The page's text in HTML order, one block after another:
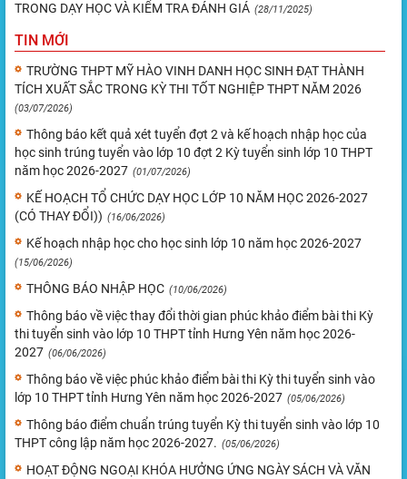
TRONG DẠY HỌC VÀ KIỂM TRA ĐÁNH GIÁ (28/11/2025)
TIN MỚI
TRƯỜNG THPT MỸ HÀO VINH DANH HỌC SINH ĐẠT THÀNH
TÍCH XUẤT SẮC TRONG KỲ THI TỐT NGHIỆP THPT NĂM 2026
(03/07/2026)
Thông báo kết quả xét tuyển đợt 2 và kế hoạch nhập học của
học sinh trúng tuyển vào lớp 10 đợt 2 Kỳ tuyển sinh lớp 10 THPT
năm học 2026-2027 (01/07/2026)
KẾ HOẠCH TỔ CHỨC DẠY HỌC LỚP 10 NĂM HỌC 2026-2027
(CÓ THAY ĐỔI)) (16/06/2026)
Kế hoạch nhập học cho học sinh lớp 10 năm học 2026-2027
(15/06/2026)
THÔNG BÁO NHẬP HỌC (10/06/2026)
Thông báo về việc thay đổi thời gian phúc khảo điểm bài thi Kỳ
thi tuyển sinh vào lớp 10 THPT tỉnh Hưng Yên năm học 2026-
2027 (06/06/2026)
Thông báo về việc phúc khảo điểm bài thi Kỳ thi tuyển sinh vào
lớp 10 THPT tỉnh Hưng Yên năm học 2026-2027 (05/06/2026)
Thông báo điểm chuẩn trúng tuyển Kỳ thi tuyển sinh vào lớp 10
THPT công lập năm học 2026-2027. (05/06/2026)
HOẠT ĐỘNG NGOẠI KHÓA HƯỞNG ỨNG NGÀY SÁCH VÀ VĂN